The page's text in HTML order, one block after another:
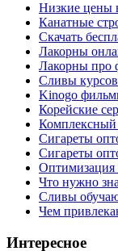
Низкие цены
Канатные
Скачать
Лакорны
Лакорны про
Сливы
Kinogo
Корейские
Сигареты
Сигареты
Оптимизация
Что нужно
Сливы
Чем
Интересное